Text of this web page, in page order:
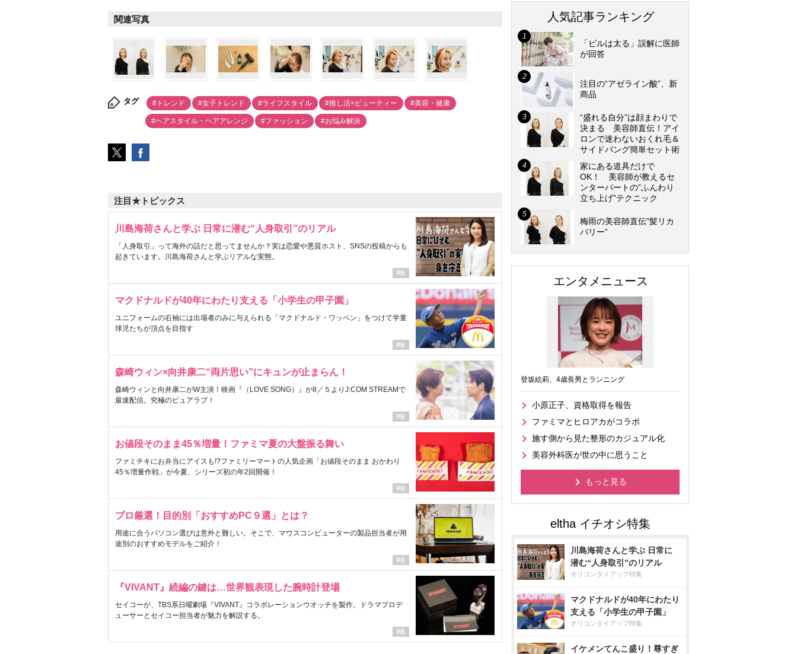
関連写真
タグ #トレンド #女子トレンド #ライフスタイル #推し活×ビューティー #美容・健康
#ヘアスタイル・ヘアアレンジ #ファッション #お悩み解決
注目★トピックス
川島海荷さんと学ぶ 日常に潜む“人身取引”のリアル
「人身取引」って海外の話だと思ってませんか？実は恋愛や悪質ホスト、SNSの投稿からも
起きています。川島海荷さんと学ぶリアルな実態。
マクドナルドが40年にわたり支える「小学生の甲子園」
ユニフォームの右袖には出場者のみに与えられる「マクドナルド・ワッペン」をつけて学童
球児たちが頂点を目指す
森崎ウィン×向井康二“両片思い”にキュンが止まらん！
森崎ウィンと向井康二がW主演！映画『（LOVE SONG）』が8／５よりJ:COM STREAMで
最速配信。究極のピュアラブ！
お値段そのまま45％増量！ファミマ夏の大盤振る舞い
ファミチキにお弁当にアイスも!?ファミリーマートの人気企画「お値段そのまま おかわり
45％増量作戦」が今夏、シリーズ初の年2回開催！
プロ厳選！目的別「おすすめPC９選」とは？
用途に合うパソコン選びは意外と難しい。そこで、マウスコンピューターの製品担当者が用
途別のおすすめモデルをご紹介！
『VIVANT』続編の鍵は…世界観表現した腕時計登場
セイコーが、TBS系日曜劇場『VIVANT』コラボレーションウオッチを製作。ドラマプロデ
ューサーとセイコー担当者が魅力を解説する。
人気記事ランキング
「ピルは太る」誤解に医師
が回答
注目の“アゼライン酸”、新
商品
“盛れる自分”は顔まわりで
決まる 美容師直伝！アイ
ロンで迷わないおくれ毛＆
サイドバング簡単セット術
家にある道具だけで
OK！ 美容師が教えるセ
ンターパートの”ふんわり
立ち上げ”テクニック
梅雨の美容師直伝”髪リカ
バリー”
エンタメニュース
登坂絵莉、4歳長男とランニング
小原正子、資格取得を報告
ファミマとヒロアカがコラボ
施す側から見た整形のカジュアル化
美容外科医が世の中に思うこと
もっと見る
川島海荷さんと学ぶ 日常に
潜む“人身取引”のリアル
オリコンタイアップ特集
マクドナルドが40年にわたり
支える「小学生の甲子園」
オリコンタイアップ特集
イケメンてんこ盛り！尊すぎ